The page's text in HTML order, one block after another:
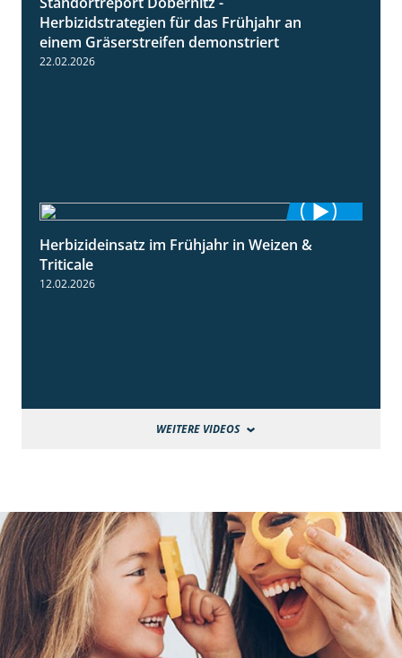
Herbizidstrategien für das Frühjahr an
einem Gräserstreifen demonstriert
22.02.2026
2:39
Herbizideinsatz im Frühjahr in Weizen &
Triticale
12.02.2026
WEITERE VIDEOS